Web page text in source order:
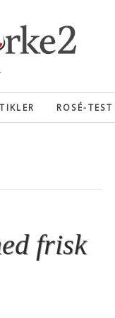
ROSÉ-TEST
frisk